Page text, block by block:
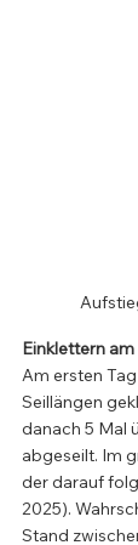
Einklettern
Am ersten
Seillängen
danach 5 Mal
abgeseilt. Im
der darauf
2025).
Stand